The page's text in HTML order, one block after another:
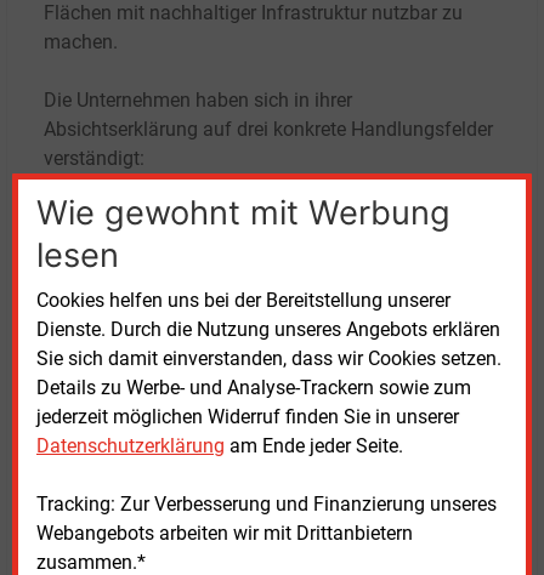
Wie gewohnt mit Werbung
lesen
Cookies helfen uns bei der Bereitstellung unserer
Dienste. Durch die Nutzung unseres Angebots erklären
Sie sich damit einverstanden, dass wir Cookies setzen.
Details zu Werbe- und Analyse-Trackern sowie zum
jederzeit möglichen Widerruf finden Sie in unserer
Datenschutzerklärung am Ende jeder Seite.
Tracking: Zur Verbesserung und Finanzierung unseres
Webangebots arbeiten wir mit Drittanbietern
zusammen.*
Flächen mit nachhaltiger Infrastruktur nutzbar zu
machen.
Die Unternehmen haben sich in ihrer
Absichtserklärung auf drei konkrete Handlungsfelder
verständigt:
Beschleunigte energetische Erschließung:
Rechenzentren möglichst rasch mit Energie
versorgen. Dazu sollen nicht nur Netzanschlüsse,
sondern auch lokal erzeugte Energieformen
genutzt werden.
Ganzheitliche Lösungen:Die Partnerschaft
umfasst neben klassischen
Versorgungskonzepten auch die Entwicklung von
Eigenstromerzeugungsanlagen wie
Blockheizkraftwerken oder wasserstofffähigen
Brennstoffzellen. Zudem soll Abwärme in lokale